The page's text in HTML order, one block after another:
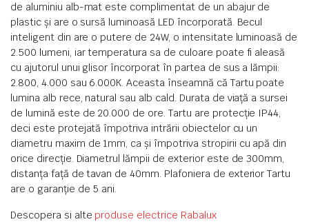
de aluminiu alb-mat este complimentat de un abajur de
plastic și are o sursă luminoasă LED încorporată. Becul
inteligent din are o putere de 24W, o intensitate luminoasă de
2.500 lumeni, iar temperatura sa de culoare poate fi aleasă
cu ajutorul unui glisor încorporat în partea de sus a lămpii:
2.800, 4.000 sau 6.000K. Aceasta înseamnă că Tartu poate
lumina alb rece, natural sau alb cald. Durata de viață a sursei
de lumină este de 20.000 de ore. Tartu are protecție IP44,
deci este protejată împotriva intrării obiectelor cu un
diametru maxim de 1mm, ca și împotriva stropirii cu apă din
orice direcție. Diametrul lămpii de exterior este de 300mm,
distanța față de tavan de 40mm. Plafoniera de exterior Tartu
are o garanție de 5 ani.
Descopera si alte produse electrice Rabalux